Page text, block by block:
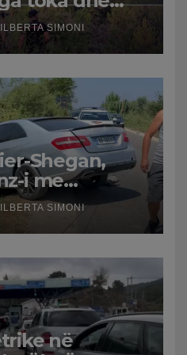
helikopterë.
SIMONI
Shegan,
i me
një i
SIMONI
në